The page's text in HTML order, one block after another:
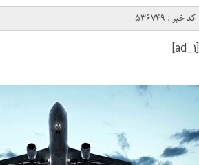
کد خبر : 536749
[ad_1]